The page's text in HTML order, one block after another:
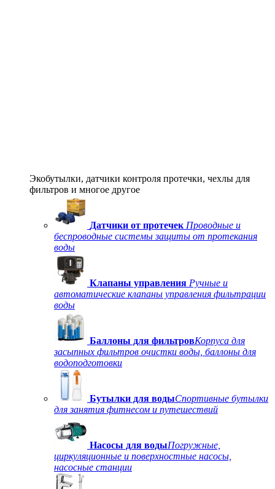
Экобутылки, датчики контроля протечки, чехлы для
фильтров и многое другое
Датчики от протечек Проводные и
беспроводные системы защиты от протекания
воды
Клапаны управления Ручные и
автоматические клапаны управления фильтрации
воды
Баллоны для фильтровКорпуса для
засыпных фильтров очистки воды, баллоны для
водоподготовки
Бутылки для водыСпортивные бутылки
для занятия фитнесом и путешествий
Насосы для водыПогружные,
циркуляционные и поверхностные насосы,
насосные станции